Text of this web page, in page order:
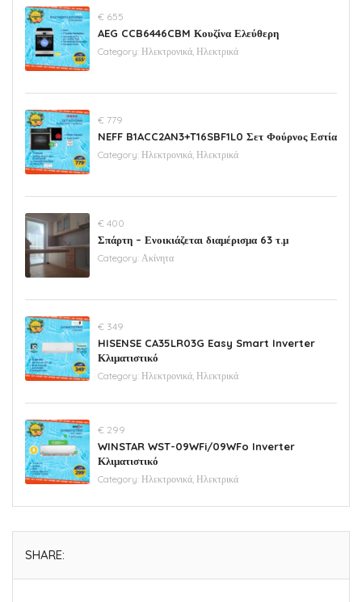
€ 655
AEG CCB6446CBM Κουζίνα Ελεύθερη
Category: Ηλεκτρονικά, Ηλεκτρικά
€ 779
NEFF B1ACC2AN3+T16SBF1L0 Σετ Φούρνος Εστία
Category: Ηλεκτρονικά, Ηλεκτρικά
€ 400
Σπάρτη – Ενοικιάζεται διαμέρισμα 63 τ.μ
Category: Ακίνητα
€ 349
HISENSE CA35LR03G Easy Smart Inverter
Κλιματιστικό
Category: Ηλεκτρονικά, Ηλεκτρικά
€ 299
WINSTAR WST-09WFi/09WFo Inverter
Κλιματιστικό
Category: Ηλεκτρονικά, Ηλεκτρικά
SHARE: